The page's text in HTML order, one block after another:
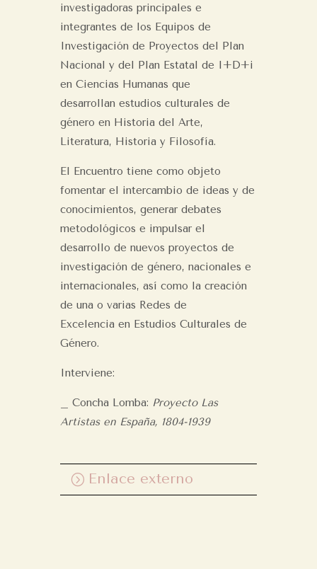
investigadoras principales e
integrantes de los Equipos de
Investigación de Proyectos del Plan
Nacional y del Plan Estatal de I+D+i
en Ciencias Humanas que
desarrollan estudios culturales de
género en Historia del Arte,
Literatura, Historia y Filosofía.
El Encuentro tiene como objeto
fomentar el intercambio de ideas y de
conocimientos, generar debates
metodológicos e impulsar el
desarrollo de nuevos proyectos de
investigación de género, nacionales e
internacionales, así como la creación
de una o varias Redes de
Excelencia en Estudios Culturales de
Género.
Interviene:
_ Concha Lomba: Proyecto Las
Artistas en España, 1804-1939
Enlace externo